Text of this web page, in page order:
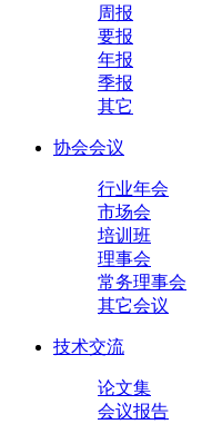
周报
要报
年报
季报
其它
协会会议
行业年会
市场会
培训班
理事会
常务理事会
其它会议
技术交流
论文集
会议报告